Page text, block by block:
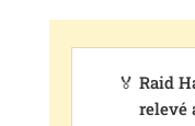
🏅 Raid
relevé